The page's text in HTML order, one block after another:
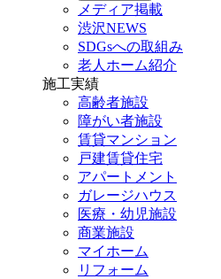
メディア掲載
渋沢NEWS
SDGsへの取組み
老人ホーム紹介
施工実績
高齢者施設
障がい者施設
賃貸マンション
戸建賃貸住宅
アパートメント
ガレージハウス
医療・幼児施設
商業施設
マイホーム
リフォーム